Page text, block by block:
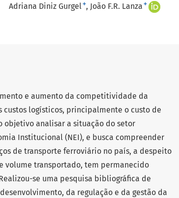
Adriana Diniz Gurgel+ João F.R. Lanza +
e aumento da competitividade da
logísticos, principalmente o custo de
objetivo analisar a situação do setor
Institucional (NEI), e busca compreender
de transporte ferroviário no país, a despeito
volume transportado, tem permanecido
se uma pesquisa bibliográfica de
da regulação e da gestão da